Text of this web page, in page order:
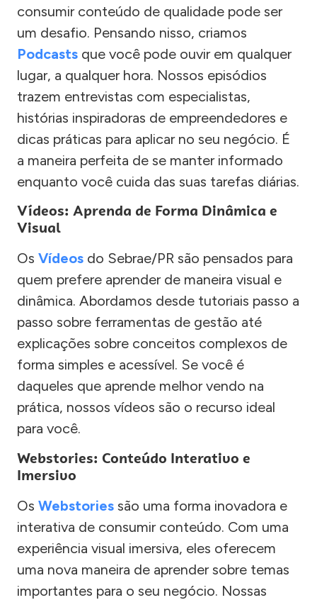
consumir conteúdo de qualidade pode ser
um desafio. Pensando nisso, criamos
Podcasts que você pode ouvir em qualquer
lugar, a qualquer hora. Nossos episódios
trazem entrevistas com especialistas,
histórias inspiradoras de empreendedores e
dicas práticas para aplicar no seu negócio. É
a maneira perfeita de se manter informado
enquanto você cuida das suas tarefas diárias.
Vídeos: Aprenda de Forma Dinâmica e
Visual
Os Vídeos do Sebrae/PR são pensados para
quem prefere aprender de maneira visual e
dinâmica. Abordamos desde tutoriais passo a
passo sobre ferramentas de gestão até
explicações sobre conceitos complexos de
forma simples e acessível. Se você é
daqueles que aprende melhor vendo na
prática, nossos vídeos são o recurso ideal
para você.
Webstories: Conteúdo Interativo e
Imersivo
Os Webstories são uma forma inovadora e
interativa de consumir conteúdo. Com uma
experiência visual imersiva, eles oferecem
uma nova maneira de aprender sobre temas
importantes para o seu negócio. Nossas